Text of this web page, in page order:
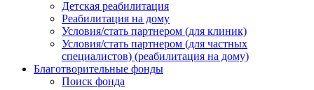
Детская реабилитация
Реабилитация на дому
Условия/стать партнером (для клиник)
Условия/стать партнером (для частных
специалистов) (реабилитация на дому)
Благотворительные фонды
Поиск фонда